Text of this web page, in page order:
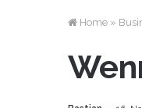
Home »